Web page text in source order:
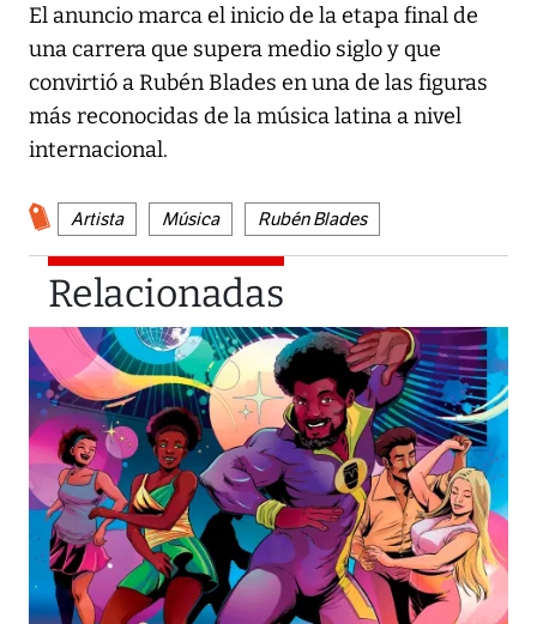
El anuncio marca el inicio de la etapa final de
una carrera que supera medio siglo y que
convirtió a Rubén Blades en una de las figuras
más reconocidas de la música latina a nivel
internacional.
Artista Música Rubén Blades
Relacionadas